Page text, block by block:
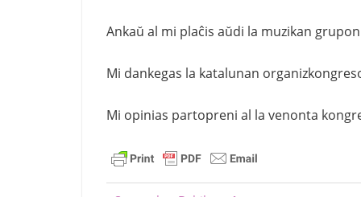
Ankaŭ al mi plaĉis aŭdi la muzikan
Mi dankegas la katalunan
Mi opinias partopreni al la venonta